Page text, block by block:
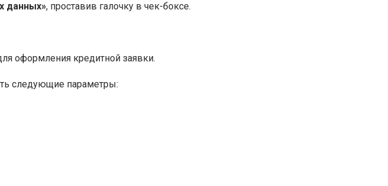
данных», проставив галочку в чек-боксе.
оформления кредитной заявки.
следующие параметры: